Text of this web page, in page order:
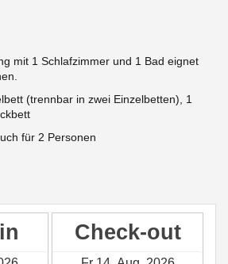
mit 1 Schlafzimmer und 1 Bad eignet
(trennbar in zwei Einzelbetten), 1
für 2 Personen
Check-out